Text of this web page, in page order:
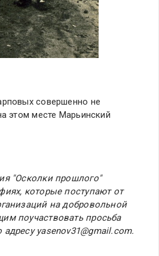
совершенно не
этом месте Марьинский
"Осколки прошлого"
которые поступают от
на добровольной
поучаствовать просьба
yasenov31@gmail.com.